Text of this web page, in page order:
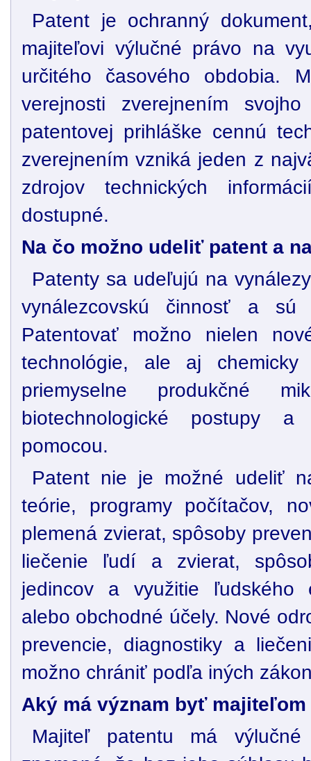
Patent je ochranný
majiteľovi výlučné právo na
určitého časového obdobia.
verejnosti zverejnením
patentovej prihláške cennú
zverejnením vzniká jeden z
zdrojov technických
dostupné.
Na čo možno udeliť patent a
Patenty sa udeľujú na
vynálezcovskú činnosť a sú
Patentovať možno nielen
technológie, ale aj chemicky
priemyselne produkčné
biotechnologické postupy
pomocou.
Patent nie je možné udeliť
teórie, programy počítačov,
plemená zvierat, spôsoby
liečenie ľudí a zvierat,
jedincov a využitie ľudského
alebo obchodné účely. Nové
prevencie, diagnostiky a
možno chrániť podľa iných
Aký má význam byť majiteľom
Majiteľ patentu má